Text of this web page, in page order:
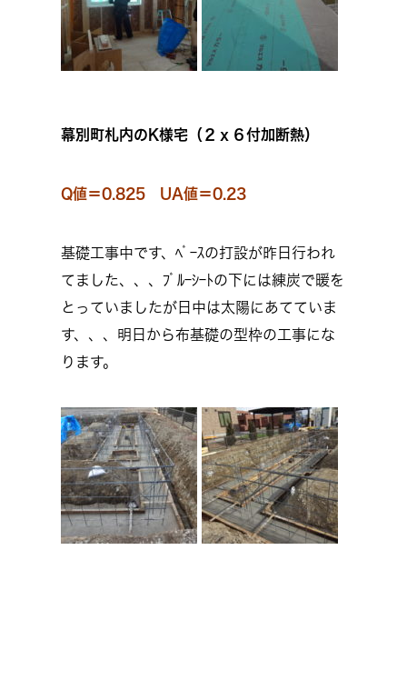
幕別町札内のK様宅（２ｘ６付加断熱）
Q値＝0.825 UA値＝0.23
基礎工事中です、ﾍﾞｰｽの打設が昨日行われ
てました、、、ﾌﾞﾙｰｼｰﾄの下には練炭で暖を
とっていましたが日中は太陽にあてていま
す、、、明日から布基礎の型枠の工事にな
ります。